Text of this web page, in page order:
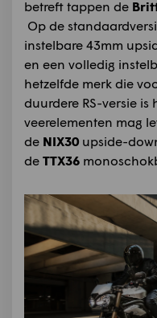
betreft tappen de
Op de
instelbare 43mm
en een volledig
hetzelfde merk die
duurdere RS-versie is
veerelementen mag
de NIX30 upside-
de TTX36